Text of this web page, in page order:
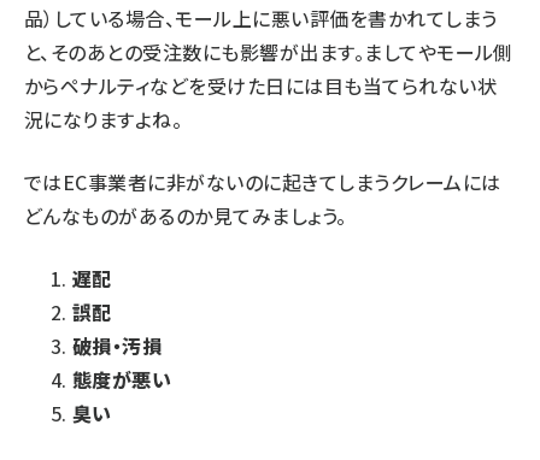
品）している場合、モール上に悪い評価を書かれてしまう
と、そのあとの受注数にも影響が出ます。ましてやモール側
からペナルティなどを受けた日には目も当てられない状
況になりますよね。
ではEC事業者に非がないのに起きてしまうクレームには
どんなものがあるのか見てみましょう。
遅配
誤配
破損・汚損
態度が悪い
臭い